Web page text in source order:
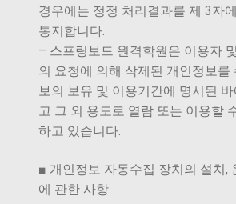
경우에는 정정 처리결과를 제 3자
통지합니다.
– 스프링보드 원격학원은 이용자
의 요청에 의해 삭제된 개인정보를
보의 보유 및 이용기간에 명시된
고 그 외 용도로 열람 또는 이용할
하고 있습니다.
■ 개인정보 자동수집 장치의 설치,
에 관한 사항